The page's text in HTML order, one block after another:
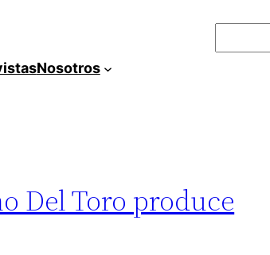
Nosotros
Del Toro produce